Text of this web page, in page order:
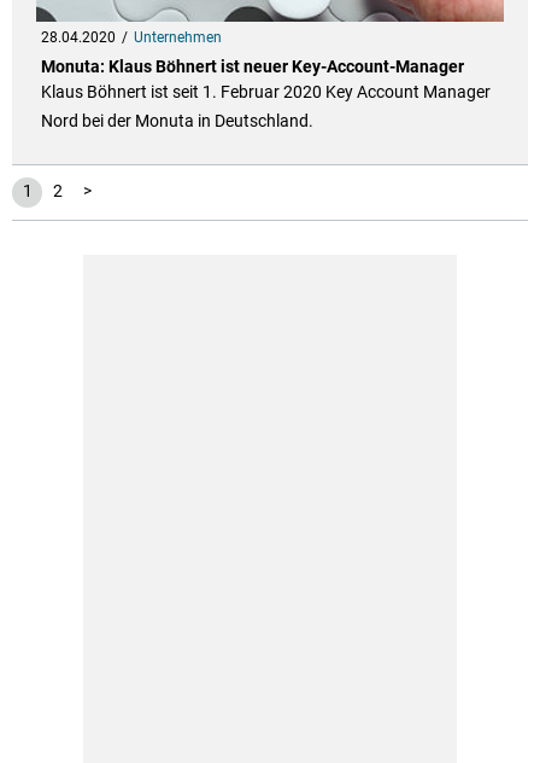
28.04.2020 Unternehmen
Monuta: Klaus Böhnert ist neuer Key-Account-Manager
Klaus Böhnert ist seit 1. Februar 2020 Key Account Manager
Nord bei der Monuta in Deutschland.
1 2 >